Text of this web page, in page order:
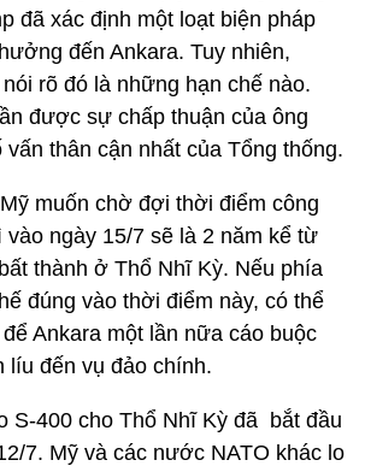
đã xác định một loạt biện pháp
đến Ankara. Tuy nhiên,
rõ đó là những hạn chế nào.
được sự chấp thuận của ông
vấn thân cận nhất của Tổng thống.
muốn chờ đợi thời điểm công
vào ngày 15/7 sẽ là 2 năm kể từ
thành ở Thổ Nhĩ Kỳ. Nếu phía
đúng vào thời điểm này, có thể
Ankara một lần nữa cáo buộc
líu đến vụ đảo chính.
S-400 cho Thổ Nhĩ Kỳ đã bắt đầu
7. Mỹ và các nước NATO khác lo